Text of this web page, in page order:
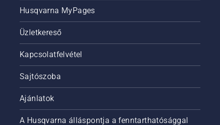
Husqvarna MyPages
Üzletkereső
Kapcsolatfelvétel
Sajtószoba
Ajánlatok
A Husqvarna álláspontja a fenntarthatósággal